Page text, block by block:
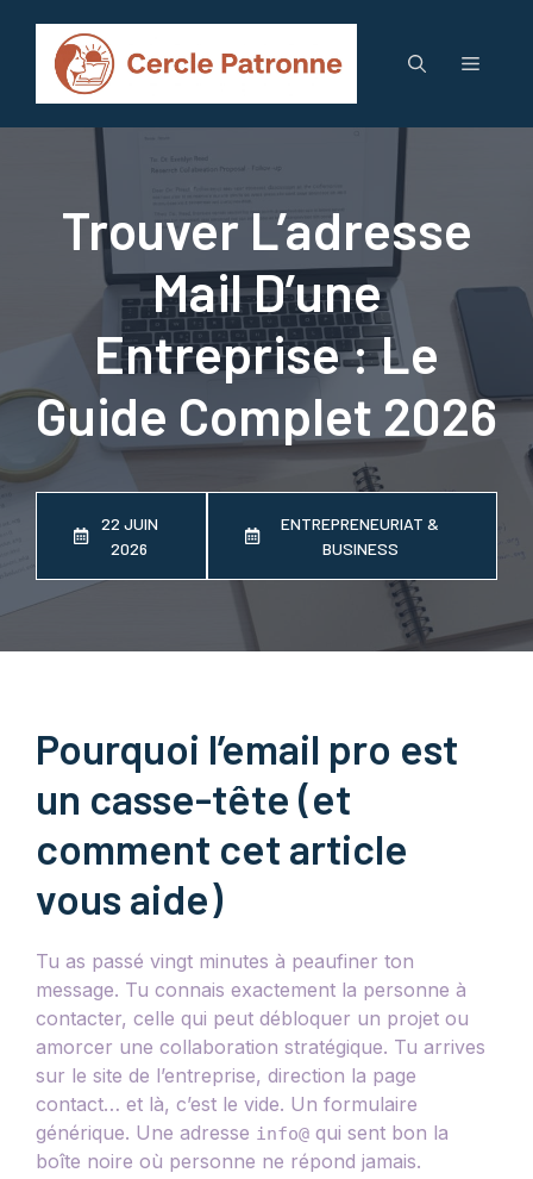
contenu
Menu
Trouver L’adresse
Mail D’une
Entreprise : Le
Guide Complet 2026
22 JUIN
2026
ENTREPRENEURIAT &
BUSINESS
Pourquoi l’email pro est
un casse-tête (et
comment cet article
vous aide)
Tu as passé vingt minutes à peaufiner ton
message. Tu connais exactement la personne à
contacter, celle qui peut débloquer un projet ou
amorcer une collaboration stratégique. Tu arrives
sur le site de l’entreprise, direction la page
contact… et là, c’est le vide. Un formulaire
générique. Une adresse info@ qui sent bon la
boîte noire où personne ne répond jamais.